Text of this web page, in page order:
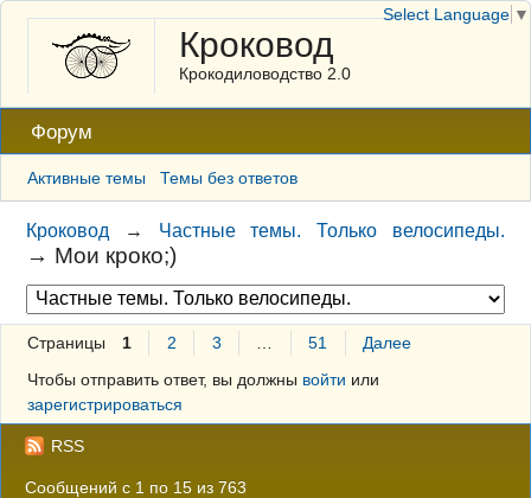
Кроковод
Крокодиловодство 2.0
Форум
Активные темы Темы без ответов
Кроковод → Частные темы. Только велосипеды.
→ Мои кроко;)
Страницы 1 2 3 51
Далее
Чтобы отправить ответ, вы должны войти или
зарегистрироваться
RSS
Сообщений с 1 по 15 из 763
Select Language ▼